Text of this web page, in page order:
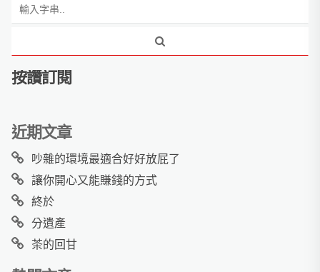
按讚訂閱
近期文章
吵雜的環境最適合好好放屁了
讓你開心又能賺錢的方式
終於
分遺產
茶的回甘